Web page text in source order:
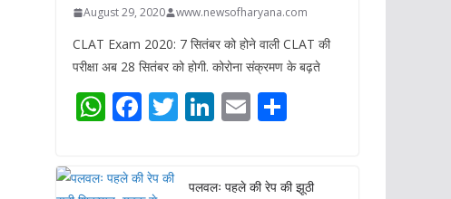
August 29, 2020 www.newsofharyana.com
CLAT Exam 2020: 7 सितंबर को होने वाली CLAT की
परीक्षा अब 28 सितंबर को होगी. कोरोना संक्रमण के बढ़ते
W
at
F
e
T Li E
पलवलः पहले की रेप की झूठी